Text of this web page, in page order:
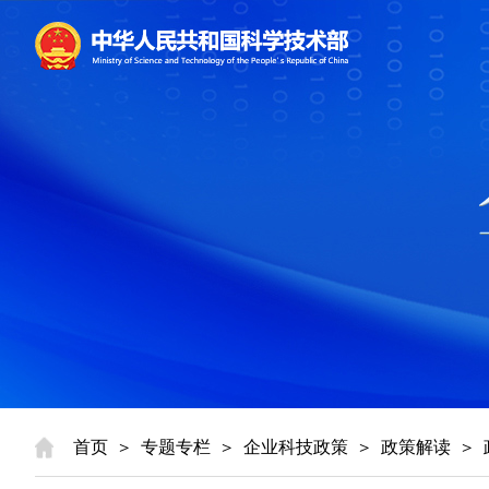
首页 > 专题专栏 > 企业科技政策 > 政策解读 >